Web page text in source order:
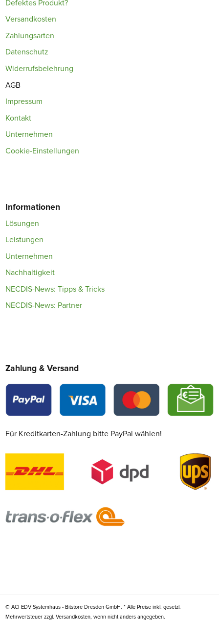
Defektes Produkt?
Versandkosten
Zahlungsarten
Datenschutz
Widerrufsbelehrung
AGB
Impressum
Kontakt
Unternehmen
Cookie-Einstellungen
Informationen
Lösungen
Leistungen
Unternehmen
Nachhaltigkeit
NECDIS-News: Tipps & Tricks
NECDIS-News: Partner
Zahlung & Versand
Für Kreditkarten-Zahlung bitte PayPal wählen!
© ACI EDV Systemhaus - Bitstore Dresden GmbH. * Alle Preise inkl. gesetzl.
Mehrwertsteuer zzgl. Versandkosten, wenn nicht anders angegeben.